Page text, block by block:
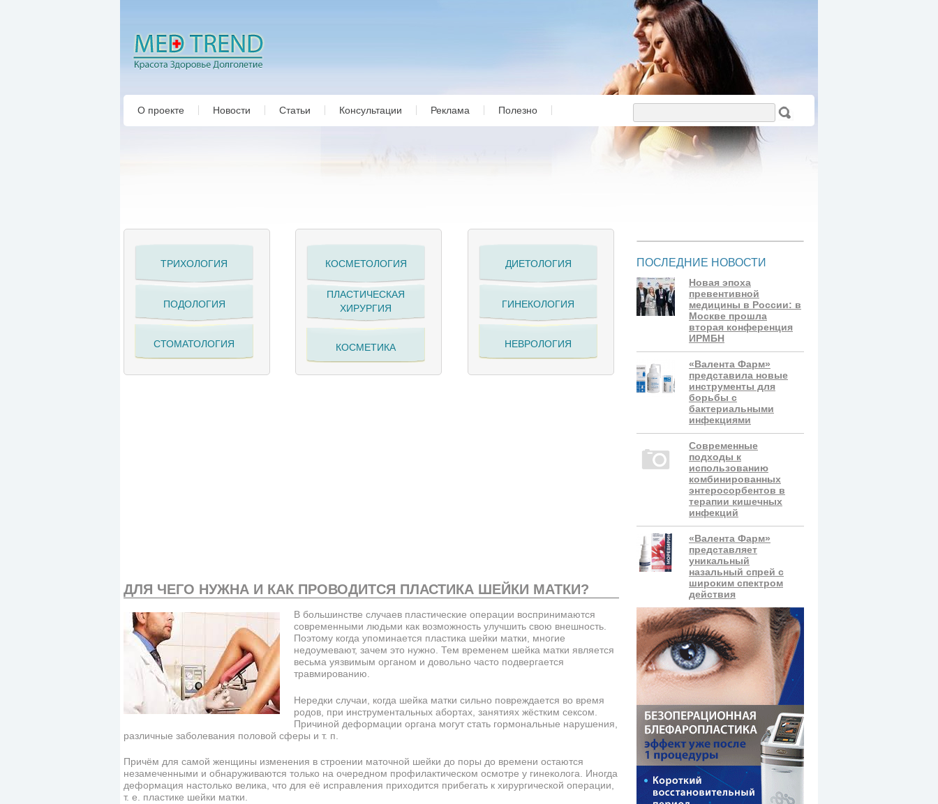
О проекте Новости Статьи Консультации Реклама Полезно
ТРИХОЛОГИЯ
ПОДОЛОГИЯ
СТОМАТОЛОГИЯ
КОСМЕТОЛОГИЯ
ПЛАСТИЧЕСКАЯ
ХИРУРГИЯ
КОСМЕТИКА
ДИЕТОЛОГИЯ
ГИНЕКОЛОГИЯ
НЕВРОЛОГИЯ
ДЛЯ ЧЕГО НУЖНА И КАК ПРОВОДИТСЯ ПЛАСТИКА ШЕЙКИ МАТКИ?
В большинстве случаев пластические операции воспринимаются
современными людьми как возможность улучшить свою внешность.
Поэтому когда упоминается пластика шейки матки, многие
недоумевают, зачем это нужно. Тем временем шейка матки является
весьма уязвимым органом и довольно часто подвергается
травмированию.
Нередки случаи, когда шейка матки сильно повреждается во время
родов, при инструментальных абортах, занятиях жёстким сексом.
Причиной деформации органа могут стать гормональные нарушения,
различные заболевания половой сферы и т. п.
Причём для самой женщины изменения в строении маточной шейки до поры до времени остаются
незамеченными и обнаруживаются только на очередном профилактическом осмотре у гинеколога. Иногда
деформация настолько велика, что для её исправления приходится прибегать к хирургической операции,
т. е. пластике шейки матки.
ПОСЛЕДНИЕ НОВОСТИ
Новая эпоха
превентивной
медицины в России: в
Москве прошла
вторая конференция
ИРМБН
«Валента Фарм»
представила новые
инструменты для
борьбы с
бактериальными
инфекциями
Современные
подходы к
использованию
комбинированных
энтеросорбентов в
терапии кишечных
инфекций
«Валента Фарм»
представляет
уникальный
назальный спрей с
широким спектром
действия